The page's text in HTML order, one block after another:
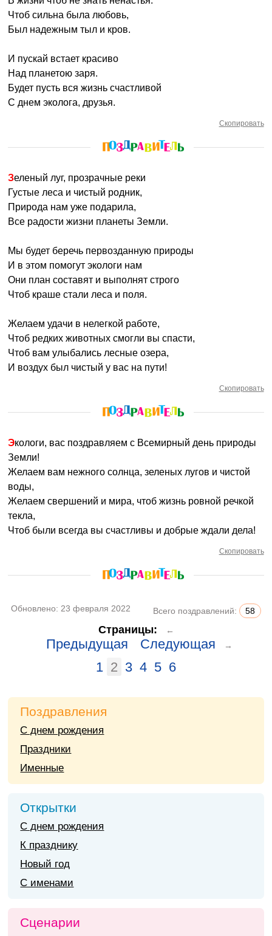
Чтоб сильна была любовь,
Был надежным тыл и кров.
И пускай встает красиво
Над планетою заря.
Будет пусть вся жизнь счастливой
С днем эколога, друзья.
Скопировать
Зеленый луг, прозрачные реки
Густые леса и чистый родник,
Природа нам уже подарила,
Все радости жизни планеты Земли.
Мы будет беречь первозданную природы
И в этом помогут экологи нам
Они план составят и выполнят строго
Чтоб краше стали леса и поля.
Желаем удачи в нелегкой работе,
Чтоб редких животных смогли вы спасти,
Чтоб вам улыбались лесные озера,
И воздух был чистый у вас на пути!
Скопировать
Экологи, вас поздравляем с Всемирный день природы
Земли!
Желаем вам нежного солнца, зеленых лугов и чистой
воды,
Желаем свершений и мира, чтоб жизнь ровной речкой
текла,
Чтоб были всегда вы счастливы и добрые ждали дела!
Скопировать
Обновлено: 23 февраля 2022 Всего поздравлений: 58
Страницы: ←
Предыдущая Следующая →
1 2 3 4 5 6
Поздравления
С днем рождения
Праздники
Именные
Открытки
С днем рождения
К празднику
Новый год
С именами
Сценарии